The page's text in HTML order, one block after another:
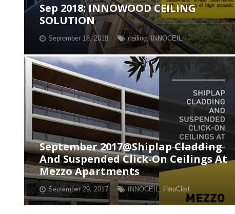
Sep 2018: INNOWOOD CEILING
SOLUTION
September 18, 2018 ceiling INNOCEIL
September 2017@Shiplap Cladding
And Suspended Click-On Ceilings At
Mezzo Apartments
September 29, 2017 INNOCEIL, InnoClad